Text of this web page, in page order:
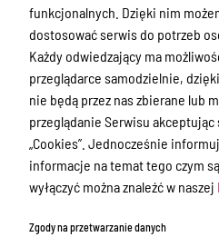
Ogłoszenia
Powiat Olsztyński
Rada Powiatu
Starostwo Powiatowe
Audytor Wewnętrzny
Stanowisko ds. ochrony zdrowia
Wieloosobowe stanowisko ds. obsługi
funkcjonalnych. Dzięki nim
dostosować serwis do potrzeb
Każdy odwiedzający ma
przeglądarce samodzielnie,
nie będą przez nas zbierane lub
przeglądanie Serwisu
„Cookies”. Jednocześnie
informacje na temat tego czym
wyłączyć można znaleźć w naszej
Zgody na przetwarzanie danych